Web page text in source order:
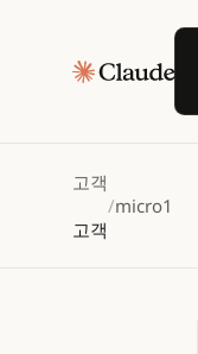
고객
고객
/micro1